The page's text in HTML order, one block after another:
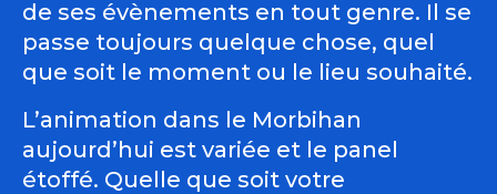
de ses évènements en tout genre. Il se
passe toujours quelque chose, quel
que soit le moment ou le lieu souhaité.
L’animation dans le Morbihan
aujourd’hui est variée et le panel
étoffé. Quelle que soit votre